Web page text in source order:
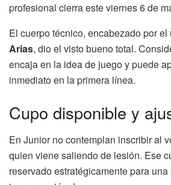
profesional cierra este viernes 6 de
El cuerpo técnico, encabezado por el
Arias, dio el visto bueno total.
encaja en la idea de juego y puede
inmediato en la primera línea.
Cupo disponible y
En Junior no contemplan inscribir al
quien viene saliendo de lesión. Ese
reservado estratégicamente para